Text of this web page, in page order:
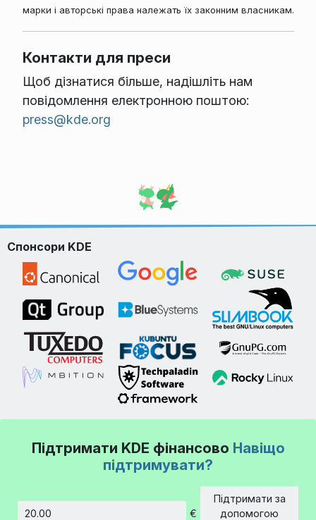
марки і авторські права належать їх законним власникам.
Контакти для преси
Щоб дізнатися більше, надішліть нам
повідомлення електронною поштою:
press@kde.org
Спонсори KDE
Підтримати KDE фінансово Навіщо
підтримувати?
€
Підтримати за
допомогою